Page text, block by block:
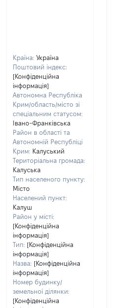
Країна: Україна
Поштовий індекс:
[Конфіденційна
інформація]
Автономна Республіка
Крим/область/місто зі
спеціальним статусом:
Івано-Франківська
Район в області та
Автономній Республіці
Крим: Калуський
Територіальна громада:
Калуська
Тип населеного пункту:
Місто
Населений пункт:
Калуш
Район у місті:
[Конфіденційна
інформація]
Тип: [Конфіденційна
інформація]
Назва: [Конфіденційна
інформація]
Номер будинку/
земельної ділянки:
[Конфіденційна